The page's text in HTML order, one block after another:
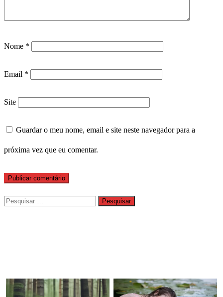
Nome *
Email *
Site
Guardar o meu nome, email e site neste navegador para a
próxima vez que eu comentar.
Pesquisar
por: